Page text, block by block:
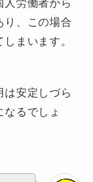
人労働者から
り、この場合
まいます。
は安定しづら
るでしょ